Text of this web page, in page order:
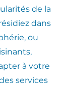
de la
dans
ou
à votre
services